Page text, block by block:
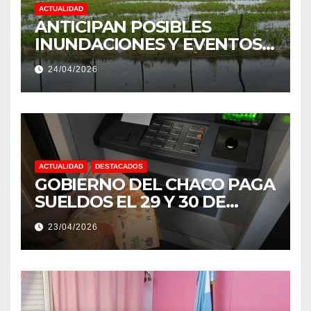
ACTUALIDAD
ANTICIPAN POSIBLES
INUNDACIONES Y EVENTOS
EXTREMOS: “PODRÍA SER UN
NIÑO MUY IMPORTANTE”
24/04/2026
ACTUALIDAD DESTACADOS
GOBIERNO DEL CHACO PAGA
SUELDOS EL 29 Y 30 DE
ABRIL, CON EL 2% DE
AUMENTO
23/04/2026